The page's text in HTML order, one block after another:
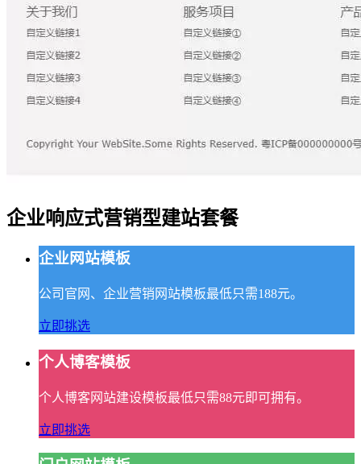
企业响应式营销型建站套餐
企业网站模板
公司官网、企业营销网站模板最低只需188元。
立即挑选
个人博客模板
个人博客网站建设模板最低只需88元即可拥有。
立即挑选